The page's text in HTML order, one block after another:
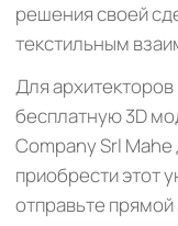
решения своей
текстильным
Для
бесплатную 3D
Company Srl
приобрести этот
отправьте прямой